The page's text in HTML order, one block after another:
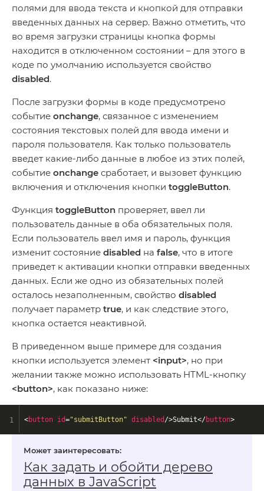
полями для ввода текста и кнопкой для отправки
введенных данных на сервер. Важно отметить, что
во время загрузки страницы кнопка формы
находится в отключенном состоянии – для этого в
коде по умолчанию используется свойство
disabled.
После загрузки формы в коде предусмотрено
событие onchange, связанное с изменением
состояния текстовых полей для ввода имени и
пароля пользователя. Как только пользователь
введет какие-либо данные в любое из этих полей,
событие onchange сработает, и вызовет функцию
включения и отключения кнопки toggleButton.
Функция toggleButton проверяет, ввел ли
пользователь данные в оба обязательных поля.
Если пользователь ввел имя и пароль, функция
изменит состояние disabled на false, что в итоге
приведет к активации кнопки отправки введенных
данных. Если же одно из обязательных полей
осталось незаполненным, свойство disabled
получает параметр true, и как следствие этого,
кнопка остается неактивной.
В приведенном выше примере для создания
кнопки используется элемент <input>, но при
желании также можно использовать HTML-кнопку
<button>, как показано ниже:
<button id="submitButton" disabled />Submit</button>
Как задать и обойти дерево
данных в JavaScript